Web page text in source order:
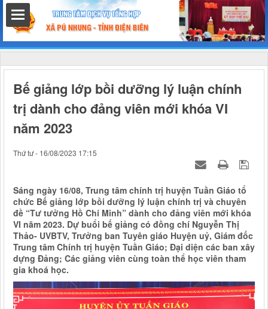
chính
Bế giảng lớp bồi dưỡng lý luận chính
trị dành cho đảng viên mới khóa VI
năm 2023
Thứ tư - 16/08/2023 17:15
Sáng ngày 16/08, Trung tâm chính trị huyện Tuần Giáo tổ
chức Bế giảng lớp bồi dưỡng lý luận chính trị và chuyên
đề “Tư tưởng Hồ Chí Minh” dành cho đảng viên mới khóa
VI năm 2023. Dự buổi bế giảng có đồng chí Nguyễn Thị
Thảo- UVBTV, Trưởng ban Tuyên giáo Huyện uỷ, Giám đốc
Trung tâm Chính trị huyện Tuần Giáo; Đại diện các ban xây
dựng Đảng; Các giảng viên cùng toàn thể học viên tham
gia khoá học.